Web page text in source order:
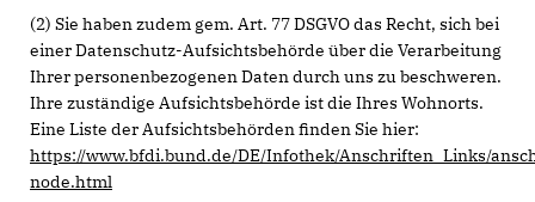
(2) Sie haben zudem gem. Art. 77 DSGVO das Recht, sich bei
einer Datenschutz-Aufsichtsbehörde über die Verarbeitung
Ihrer personenbezogenen Daten durch uns zu beschweren.
Ihre zuständige Aufsichtsbehörde ist die Ihres Wohnorts.
Eine Liste der Aufsichtsbehörden finden Sie hier:
https://www.bfdi.bund.de/DE/Infothek/Anschriften_Links/
node.html